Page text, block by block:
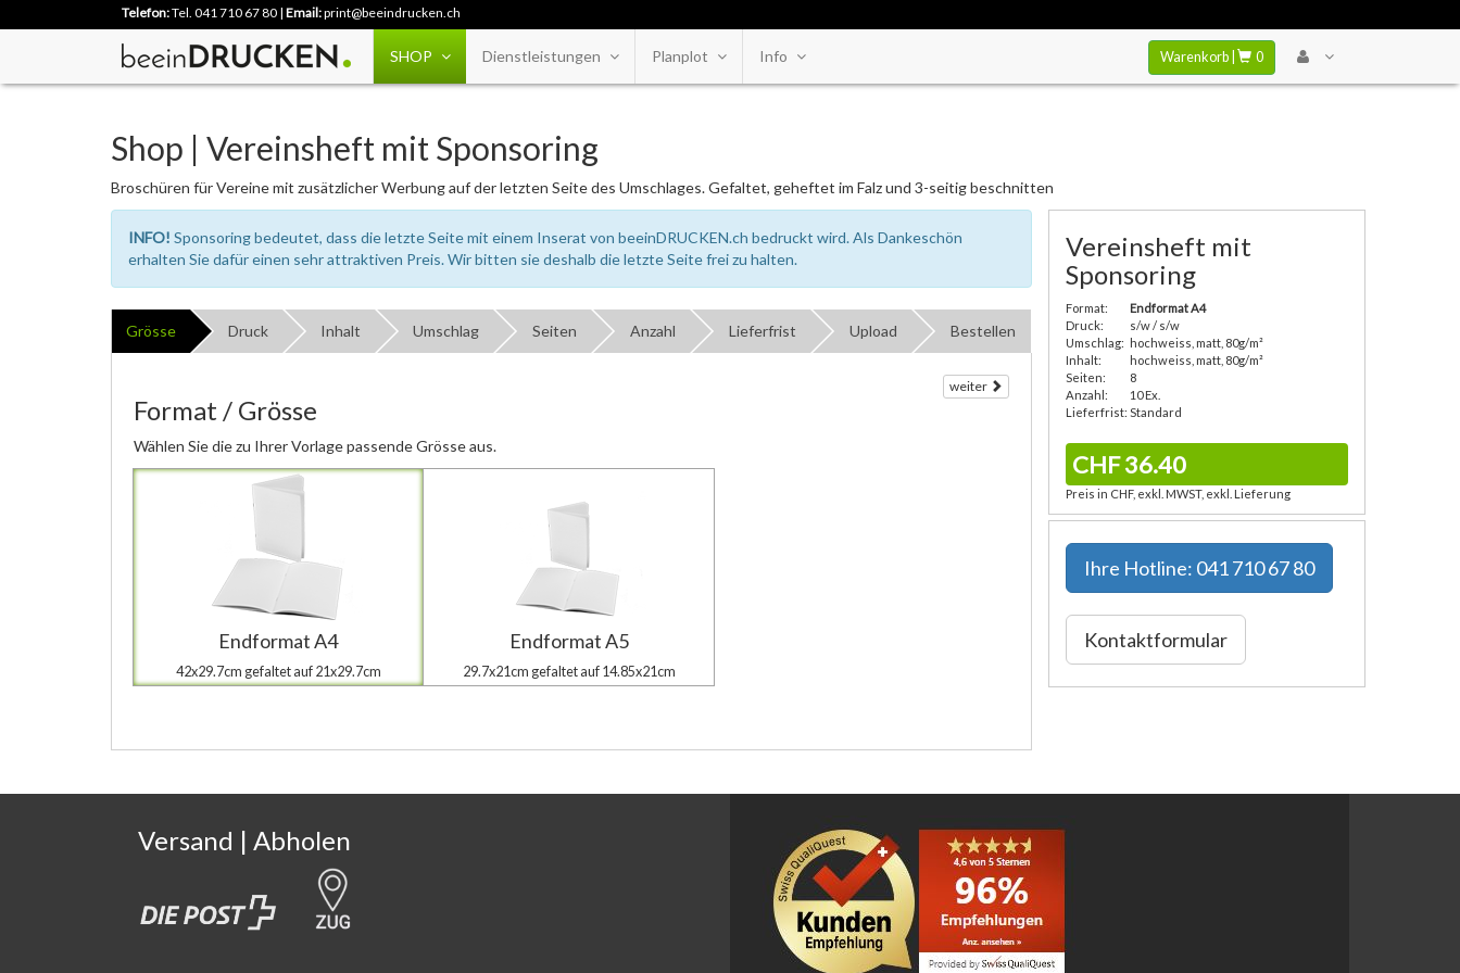
Telefon:Tel. 041 710 67 80 | Email:print@beeindrucken.ch
SHOP Dienstleistungen Planplot Info Warenkorb | 0
Shop | Vereinsheft mit Sponsoring
Broschüren für Vereine mit zusätzlicher Werbung auf der letzten Seite des Umschlages. Gefaltet, geheftet im Falz und 3-seitig beschnitten
INFO! Sponsoring bedeutet, dass die letzte Seite mit einem Inserat von beeinDRUCKEN.ch bedruckt wird. Als Dankeschön
erhalten Sie dafür einen sehr attraktiven Preis. Wir bitten sie deshalb die letzte Seite frei zu halten.
Grösse Druck Inhalt Umschlag Seiten Anzahl Lieferfrist Upload Bestellen
Format / Grösse
Wählen Sie die zu Ihrer Vorlage passende Grösse aus.
Endformat A4
42x29.7cm gefaltet auf 21x29.7cm
Endformat A5
29.7x21cm gefaltet auf 14.85x21cm
weiter
Vereinsheft mit
Sponsoring
Format:
Endformat A4
Druck:
s/w / s/w
Umschlag: hochweiss, matt, 80g/m²
Inhalt:
hochweiss, matt, 80g/m²
Seiten:
8
Anzahl:
10 Ex.
Lieferfrist: Standard
CHF 36.40
Preis in CHF, exkl. MWST, exkl. Lieferung
Ihre Hotline: 041 710 67 80
Kontaktformular
Versand | Abholen